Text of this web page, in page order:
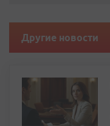
Другие новости